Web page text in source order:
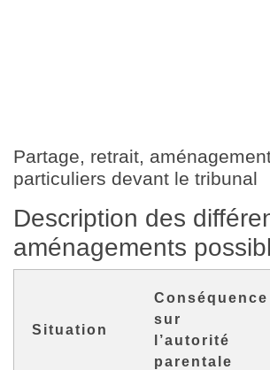
Partage, retrait,
particuliers devant le tribunal
Description des
aménagements
Situation
Conséquence
sur
l’autorité
parentale